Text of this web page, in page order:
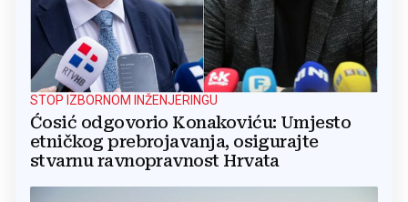
STOP IZBORNOM INŽENJERINGU
Ćosić odgovorio Konakoviću: Umjesto
etničkog prebrojavanja, osigurajte
stvarnu ravnopravnost Hrvata